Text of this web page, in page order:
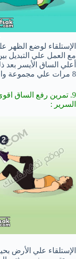
الإستلقاء لوضع
مع العمل علي التبديل
أعلي الساق الأيسر بعد
8 مرات علي مجموعة واحدة .
9. تمرين رفع الساق
السرير :
الإستلقاء علي الأرض